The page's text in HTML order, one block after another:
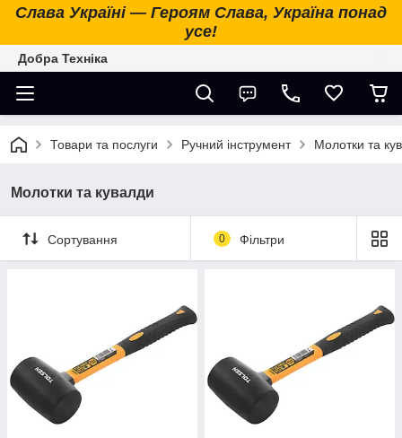
Слава Україні — Героям Слава, Україна понад
усе!
Добра Техніка
Товари та послуги Ручний інструмент Молотки та
Молотки та кувалди
Сортування 0 Фільтри